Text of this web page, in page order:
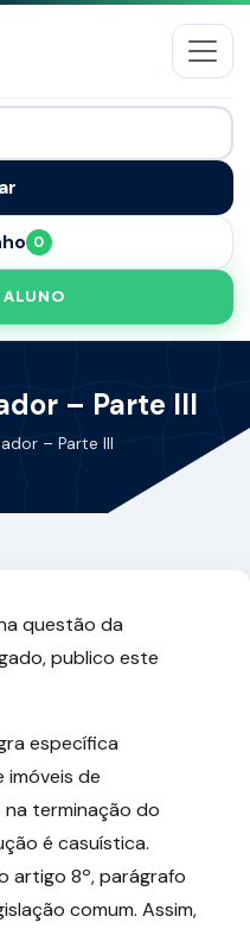
0
ALUNO
– Parte III
– Parte III
questão da
publico este
específica
imóveis de
terminação do
é casuística.
artigo 8º, parágrafo
comum. Assim,